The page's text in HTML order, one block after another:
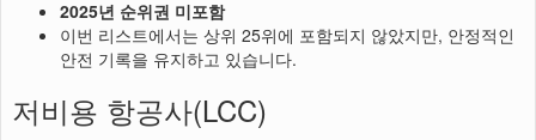
2025년 순위권 미포함
이번 리스트에서는 상위 25위에 포함되지 않았지만, 안정적인
안전 기록을 유지하고 있습니다.
저비용 항공사(LCC)